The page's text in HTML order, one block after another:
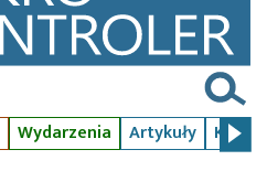
Wydarzenia Artykuły Kursy